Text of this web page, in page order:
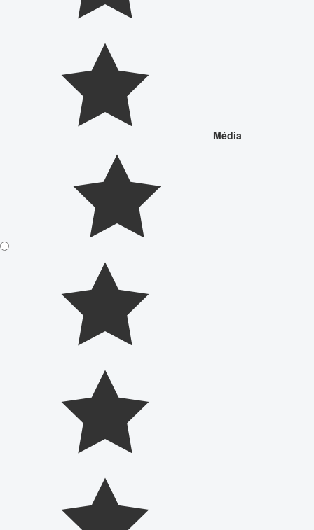
Média